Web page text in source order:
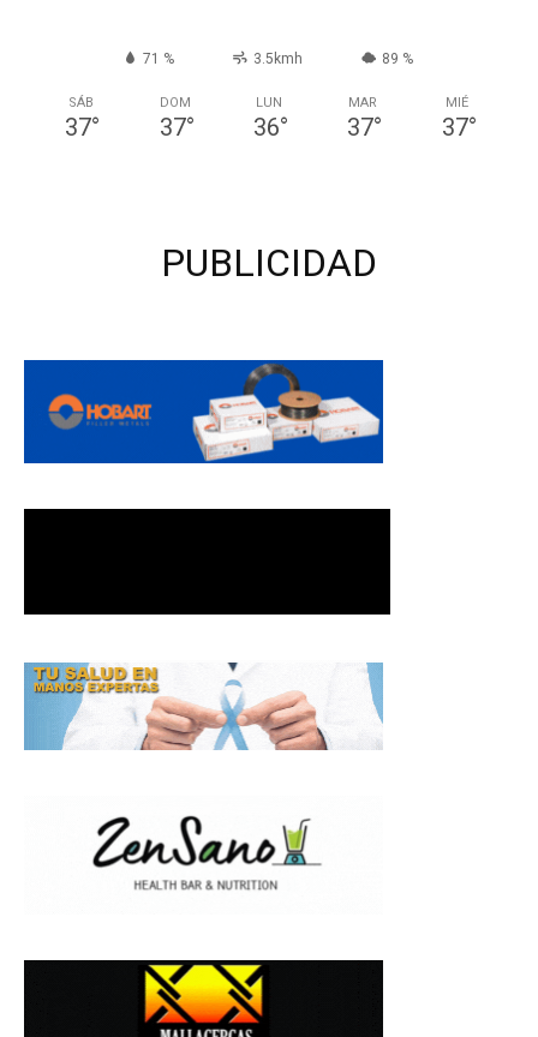
71 % 3.5kmh 89 %
SÁB
37°
DOM
37°
LUN
36°
MAR
37°
MIÉ
37°
PUBLICIDAD